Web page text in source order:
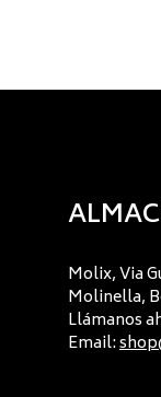
Molix, Via
Molinella,
Llámanos
Email: